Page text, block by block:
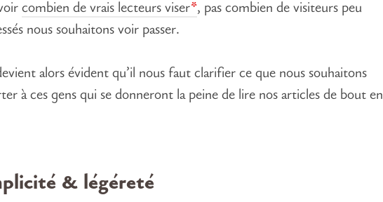
combien de vrais lecteurs viser , pas combien de visiteurs peu
nous souhaitons voir passer.
alors évident qu’il nous faut clarifier ce que nous souhaitons
à ces gens qui se donneront la peine de lire nos articles de bout en
& légéreté